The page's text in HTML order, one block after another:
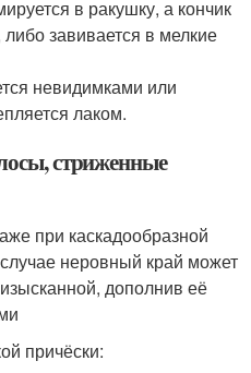
в ракушку, а кончик
завивается в мелкие
невидимками или
лаком.
стриженные
при каскадообразной
неровный край может
дополнив её
причёски: